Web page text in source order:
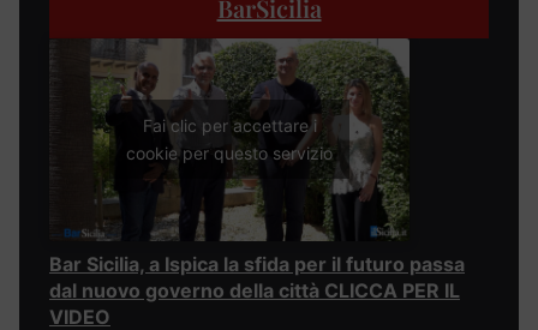
BarSicilia
Fai clic per accettare i
cookie per questo servizio
Bar Sicilia, a Ispica la sfida per il futuro passa
dal nuovo governo della città CLICCA PER IL
VIDEO